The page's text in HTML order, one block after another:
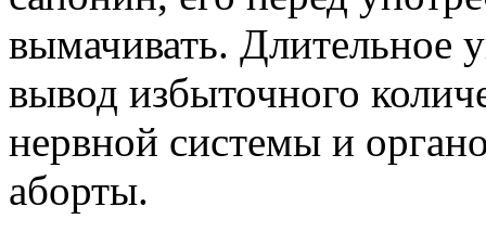
вымачивать. Длительное
вывод избыточного
нервной системы и
аборты.